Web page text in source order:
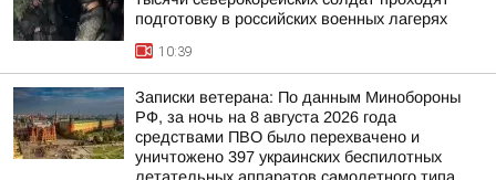
подготовку в российских военных лагерях
10:39
Записки ветерана: По данным Минобороны
РФ, за ночь на 8 августа 2026 года
средствами ПВО было перехвачено и
уничтожено 397 украинских беспилотных